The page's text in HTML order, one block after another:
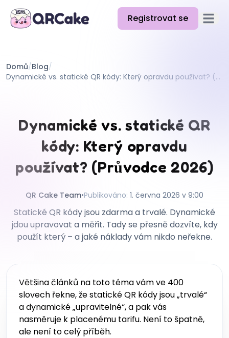
Registrovat se
Ceník
Dokumentace
Nápověda
API
Domů/Blog/
Dynamické vs. statické QR kódy: Který opravdu používat? (Průvodce 2026)
Dynamické vs. statické QR
kódy: Který opravdu
používat? (Průvodce 2026)
QR Cake Team•Publikováno: 1. června 2026 v 9:00
Statické QR kódy jsou zdarma a trvalé. Dynamické
jdou upravovat a měřit. Tady se přesně dozvíte, kdy
použít který – a jaké náklady vám nikdo neřekne.
Většina článků na toto téma vám ve 400
slovech řekne, že statické QR kódy jsou „trvalé“
a dynamické „upravitelné“, a pak vás
nasměruje k placenému tarifu. Není to špatně,
ale není to celý příběh.